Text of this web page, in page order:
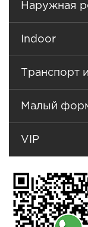
Наружная
Indoor
Транспорт
Малый
VIP